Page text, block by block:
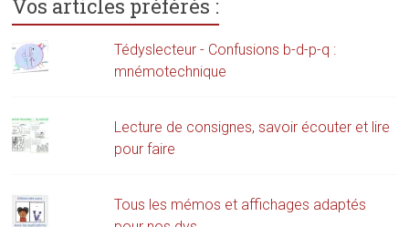
Vos articles préférés :
Tédyslecteur - Confusions b-d-p-q :
mnémotechnique
Lecture de consignes, savoir écouter et lire
pour faire
Tous les mémos et affichages adaptés